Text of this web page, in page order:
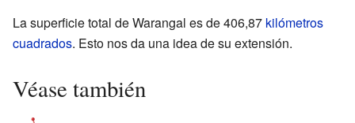
La superficie total de Warangal es de 406,87 kilómetros
cuadrados. Esto nos da una idea de su extensión.
Véase también